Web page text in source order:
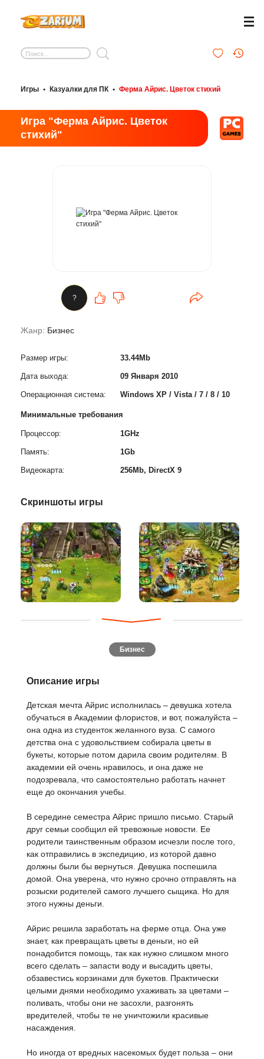
Игры • Казуалки для ПК • Ферма Айрис. Цветок стихий
Игра "Ферма Айрис. Цветок
стихий"
Жанр: Бизнес
Размер игры: 33.44Mb
Дата выхода: 09 Января 2010
Операционная система: Windows XP / Vista / 7 / 8 / 10
Минимальные требования
Процессор: 1GHz
Память: 1Gb
Видеокарта: 256Mb, DirectX 9
?
Скриншоты игры
Бизнес
Описание игры
Детская мечта Айрис исполнилась – девушка хотела
обучаться в Академии флористов, и вот, пожалуйста –
она одна из студенток желанного вуза. С самого
детства она с удовольствием собирала цветы в
букеты, которые потом дарила своим родителям. В
академии ей очень нравилось, и она даже не
подозревала, что самостоятельно работать начнет
еще до окончания учебы.
В середине семестра Айрис пришло письмо. Старый
друг семьи сообщил ей тревожные новости. Ее
родители таинственным образом исчезли после того,
как отправились в экспедицию, из которой давно
должны были бы вернуться. Девушка поспешила
домой. Она уверена, что нужно срочно отправлять на
розыски родителей самого лучшего сыщика. Но для
этого нужны деньги.
Айрис решила заработать на ферме отца. Она уже
знает, как превращать цветы в деньги, но ей
понадобится помощь, так как нужно слишком много
всего сделать – запасти воду и высадить цветы,
обзавестись корзинами для букетов. Практически
целыми днями необходимо ухаживать за цветами –
поливать, чтобы они не засохли, разгонять
вредителей, чтобы те не уничтожили красивые
насаждения.
Но иногда от вредных насекомых будет польза – они